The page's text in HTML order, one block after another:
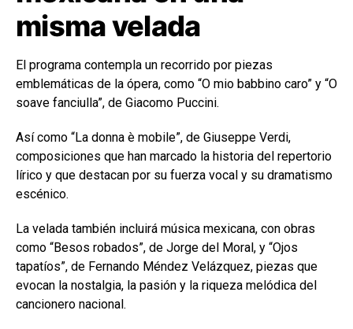
misma velada
El programa contempla un recorrido por piezas
emblemáticas de la ópera, como “O mio babbino caro” y “O
soave fanciulla”, de Giacomo Puccini.
Así como “La donna è mobile”, de Giuseppe Verdi,
composiciones que han marcado la historia del repertorio
lírico y que destacan por su fuerza vocal y su dramatismo
escénico.
La velada también incluirá música mexicana, con obras
como “Besos robados”, de Jorge del Moral, y “Ojos
tapatíos”, de Fernando Méndez Velázquez, piezas que
evocan la nostalgia, la pasión y la riqueza melódica del
cancionero nacional.